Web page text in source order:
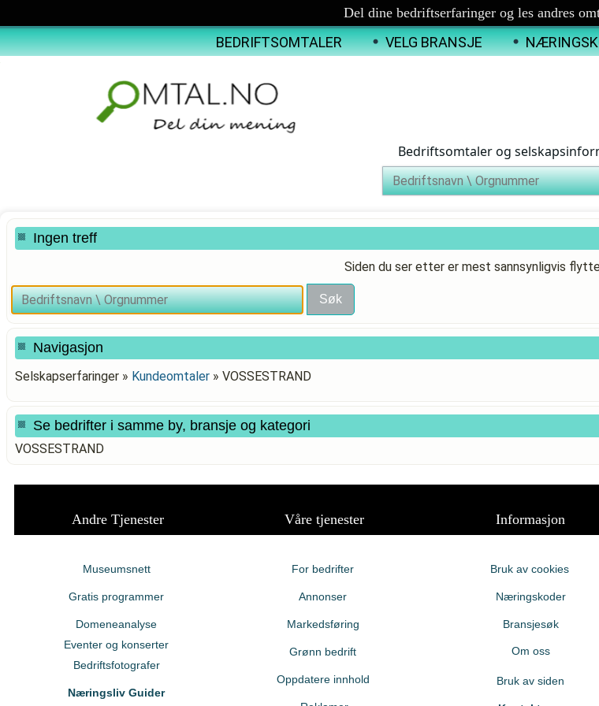
Del dine bedriftserfaringer og les andres
BEDRIFTSOMTALER VELG BRANSJE
Bedriftsomtaler og
Ingen treff
Siden du ser etter er mest sannsynligvis
Navigasjon
Selskapserfaringer » Kundeomtaler » VOSSESTRAND
Se bedrifter i samme by, bransje og kategori
VOSSESTRAND
Andre Tjenester Våre tjenester Informasjon
Museumsnett
Gratis programmer
Domeneanalyse
Eventer og konserter
Bedriftsfotografer
Næringsliv Guider
For bedrifter
Annonser
Markedsføring
Grønn bedrift
Oppdatere innhold
Bruk av cookies
Næringskoder
Bransjesøk
Om oss
Bruk av siden